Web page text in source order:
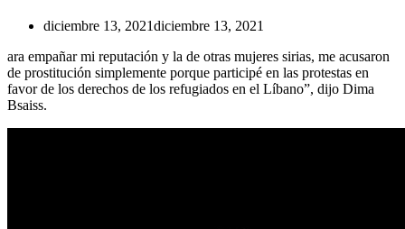
diciembre 13, 2021diciembre 13, 2021
ara empañar mi reputación y la de otras mujeres sirias, me acusaron
de prostitución simplemente porque participé en las protestas en
favor de los derechos de los refugiados en el Líbano”, dijo Dima
Bsaiss.